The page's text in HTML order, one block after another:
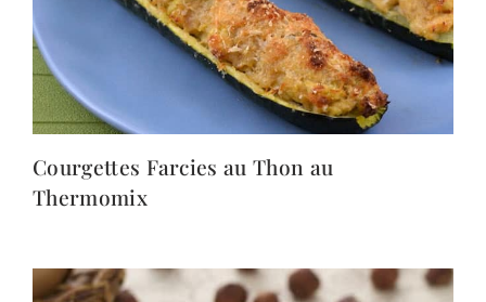
Courgettes Farcies au Thon au
Thermomix